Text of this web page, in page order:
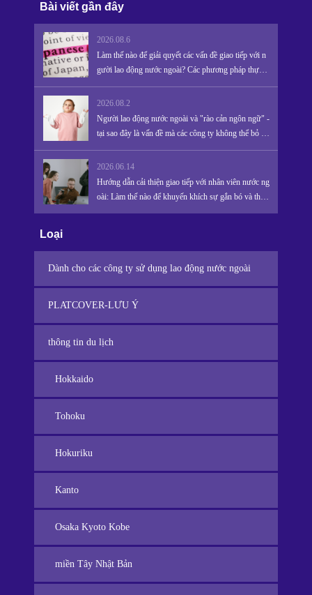
Bài viết gần đây
2026.08.6
Làm thế nào để giải quyết các vấn đề giao tiếp với n
gười lao động nước ngoài? Các phương pháp thực ti
ễn để ngăn ngừa tình trạng nghỉ việc do rào cản ngô
n ngữ và thúc đẩy sự gắn bó cũng như thành công c
ủa họ.
2026.08.2
Người lao động nước ngoài và "rào cản ngôn ngữ" -
tại sao đây là vấn đề mà các công ty không thể bỏ qu
a.
2026.06.14
Hướng dẫn cải thiện giao tiếp với nhân viên nước ng
oài: Làm thế nào để khuyến khích sự gắn bó và thàn
h công
Loại
Dành cho các công ty sử dụng lao động nước ngoài
PLATCOVER-LƯU Ý
thông tin du lịch
Hokkaido
Tohoku
Hokuriku
Kanto
Osaka Kyoto Kobe
miền Tây Nhật Bản